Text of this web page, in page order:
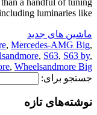
luminaries like […]
ماشین های جدید
, Mercedes-AMG Big,
, S63, S63 by,
, Wheelsandmore Big
جستجو برای:
نوشته‌های تازه